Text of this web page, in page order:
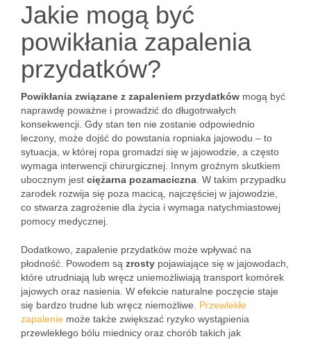
Jakie mogą być
powikłania zapalenia
przydatków?
Powikłania związane z zapaleniem przydatków mogą być
naprawdę poważne i prowadzić do długotrwałych
konsekwencji. Gdy stan ten nie zostanie odpowiednio
leczony, może dojść do powstania ropniaka jajowodu – to
sytuacja, w której ropa gromadzi się w jajowodzie, a często
wymaga interwencji chirurgicznej. Innym groźnym skutkiem
ubocznym jest ciężarna pozamaciczna . W takim przypadku
zarodek rozwija się poza macicą, najczęściej w jajowodzie,
co stwarza zagrożenie dla życia i wymaga natychmiastowej
pomocy medycznej.
Dodatkowo, zapalenie przydatków może wpływać na
płodność. Powodem są zrosty pojawiające się w jajowodach,
które utrudniają lub wręcz uniemożliwiają transport komórek
jajowych oraz nasienia. W efekcie naturalne poczęcie staje
się bardzo trudne lub wręcz niemożliwe. Przewlekłe
zapalenie może także zwiększać ryzyko wystąpienia
przewlekłego bólu miednicy oraz chorób takich jak